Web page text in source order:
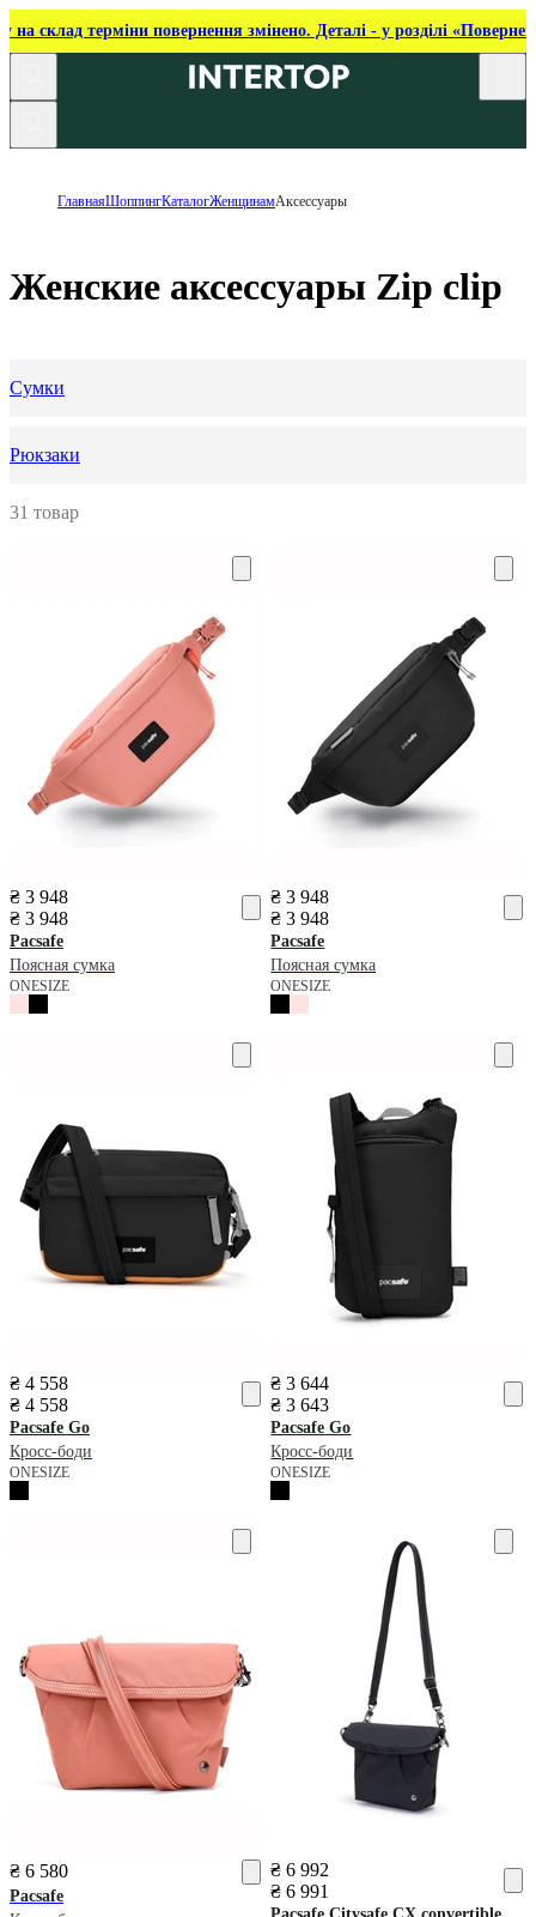
на склад терміни повернення змінено. Деталі - у розділі
ГлавнаяШоппингКаталогЖенщинамАксессуары
Женские аксессуары Zip clip
Сумки
Рюкзаки
31 товар
₴ 3 948
₴ 3 948
Pacsafe
Поясная сумка
ONESIZE
₴ 3 948
₴ 3 948
Pacsafe
Поясная сумка
ONESIZE
₴ 4 558
₴ 4 558
Pacsafe Go
Кросс-боди
ONESIZE
₴ 3 644
₴ 3 643
Pacsafe Go
Кросс-боди
ONESIZE
₴ 6 580
Pacsafe
₴ 6 992
₴ 6 991